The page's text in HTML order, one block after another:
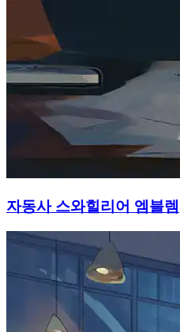
자동사 스와힐리어 엠블렘